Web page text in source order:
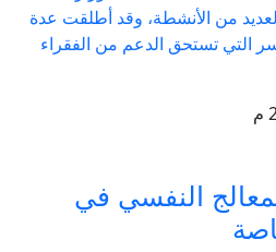
من الأنشطة، وقد أطلقت عدة
التي تستحق الدعم من الفقراء
النفسي في